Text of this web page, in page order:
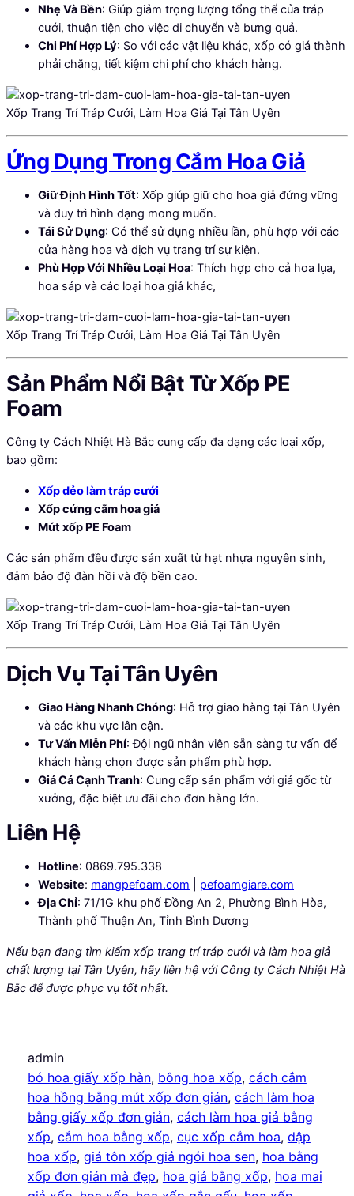
Nhẹ Và Bền: Giúp giảm trọng lượng tổng thể của tráp
cưới, thuận tiện cho việc di chuyển và bưng quả.
Chi Phí Hợp Lý: So với các vật liệu khác, xốp có giá thành
phải chăng, tiết kiệm chi phí cho khách hàng.
Xốp Trang Trí Tráp Cưới, Làm Hoa Giả Tại Tân Uyên
Ứng Dụng Trong Cắm Hoa Giả
Giữ Định Hình Tốt: Xốp giúp giữ cho hoa giả đứng vững
và duy trì hình dạng mong muốn.
Tái Sử Dụng: Có thể sử dụng nhiều lần, phù hợp với các
cửa hàng hoa và dịch vụ trang trí sự kiện.
Phù Hợp Với Nhiều Loại Hoa: Thích hợp cho cả hoa lụa,
hoa sáp và các loại hoa giả khác,
Xốp Trang Trí Tráp Cưới, Làm Hoa Giả Tại Tân Uyên
Sản Phẩm Nổi Bật Từ Xốp PE
Foam
Công ty Cách Nhiệt Hà Bắc cung cấp đa dạng các loại xốp,
bao gồm:
Xốp dẻo làm tráp cưới
Xốp cứng cắm hoa giả
Mút xốp PE Foam
Các sản phẩm đều được sản xuất từ hạt nhựa nguyên sinh,
đảm bảo độ đàn hồi và độ bền cao.
Xốp Trang Trí Tráp Cưới, Làm Hoa Giả Tại Tân Uyên
Dịch Vụ Tại Tân Uyên
Giao Hàng Nhanh Chóng: Hỗ trợ giao hàng tại Tân Uyên
và các khu vực lân cận.
Tư Vấn Miễn Phí: Đội ngũ nhân viên sẵn sàng tư vấn để
khách hàng chọn được sản phẩm phù hợp.
Giá Cả Cạnh Tranh: Cung cấp sản phẩm với giá gốc từ
xưởng, đặc biệt ưu đãi cho đơn hàng lớn.
Liên Hệ
Hotline: 0869.795.338
Website: mangpefoam.com
pefoamgiare.com
Địa Chỉ: 71/1G khu phố Đồng An 2, Phường Bình Hòa,
Thành phố Thuận An, Tỉnh Bình Dương
Nếu bạn đang tìm kiếm xốp trang trí tráp cưới và làm hoa giả
chất lượng tại Tân Uyên, hãy liên hệ với Công ty Cách Nhiệt Hà
Bắc để được phục vụ tốt nhất.
admin
bó hoa giấy xốp hàn, bông hoa xốp, cách cắm
hoa hồng bằng mút xốp đơn giản, cách làm hoa
bằng giấy xốp đơn giản, cách làm hoa giả bằng
xốp, cắm hoa bằng xốp, cục xốp cắm hoa, dập
hoa xốp, giá tôn xốp giả ngói hoa sen, hoa bằng
xốp đơn giản mà đẹp, hoa giả bằng xốp, hoa mai